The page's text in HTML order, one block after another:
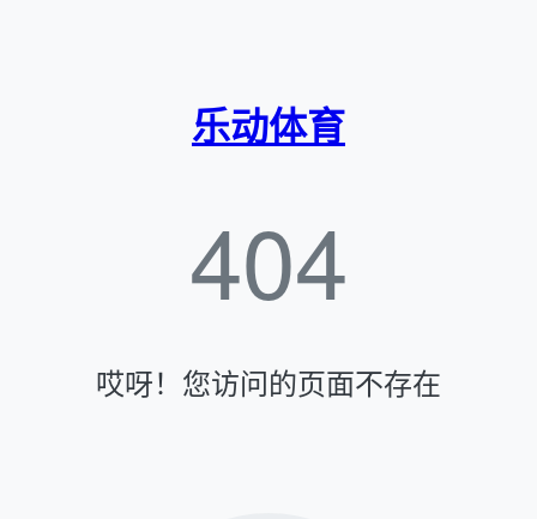
乐动体育
404
哎呀！您访问的页面不存在